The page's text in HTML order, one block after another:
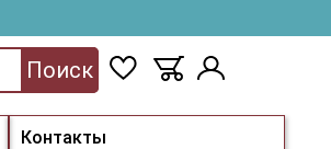
Контакты
Поиск